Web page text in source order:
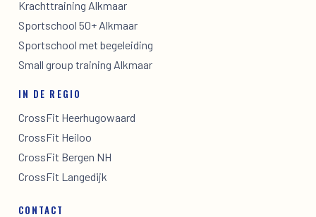
Krachttraining Alkmaar
Sportschool 50+ Alkmaar
Sportschool met begeleiding
Small group training Alkmaar
IN DE REGIO
CrossFit Heerhugowaard
CrossFit Heiloo
CrossFit Bergen NH
CrossFit Langedijk
CONTACT